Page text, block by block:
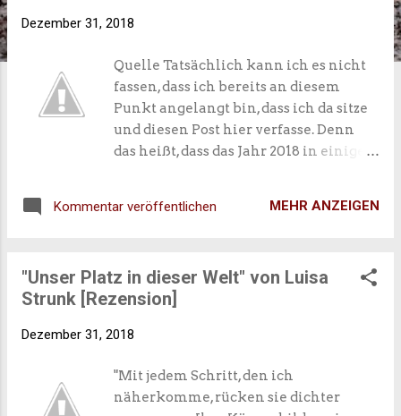
Dezember 31, 2018
Quelle Tatsächlich kann ich es nicht
fassen, dass ich bereits an diesem
Punkt angelangt bin, dass ich da sitze
und diesen Post hier verfasse. Denn
das heißt, dass das Jahr 2018 in einigen
ihr eher von den Höhen
endlich vorüber ist, aber auf der
anderen Seite sage ich wehmütig
dass ich nicht bereit für 2019 bin.
Sorge wieder einmal unbegründet ist.
Schließlich ändert eine Zahl im Jahr
Kommentar veröffentlichen MEHR ANZEIGEN
"Unser Platz in dieser Welt" von Luisa
Strunk [Rezension]
Dezember 31, 2018
"Mit jedem Schritt, den ich
näherkomme, rücken sie dichter